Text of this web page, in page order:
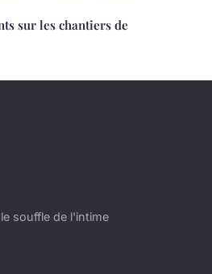
sur les chantiers de
souffle de l'intime